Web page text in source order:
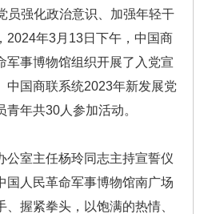
员强化政治意识、加强年轻干
2024年3月13日下午，中国商
军事博物馆组织开展了入党宣
中国商联系统2023年新发展党
青年共30人参加活动。
室主任杨玲同志主持宣誓仪
国人民革命军事博物馆南广场
、握紧拳头，以饱满的热情、